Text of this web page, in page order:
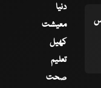
دنیا
معیشت
کھیل
تعلیم
صحت